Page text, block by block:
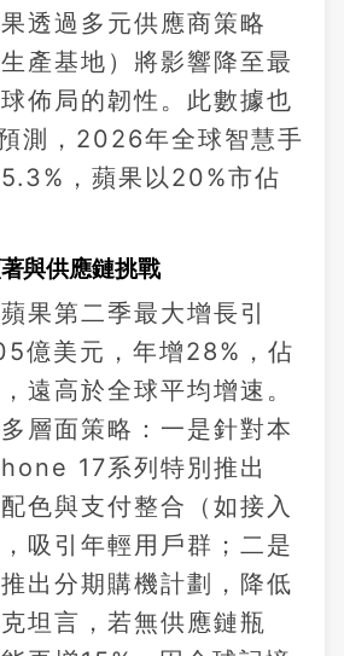
透過多元供應商策略
生產基地）將影響降至最
佈局的韌性。此數據也
測，2026年全球智慧手
，蘋果以20%市佔
與供應鏈挑戰
果第二季最大增長引
億美元，年增28%，佔
遠高於全球平均增速。
層面策略：一是針對本
17系列特別推出
配色與支付整合（如接入
吸引年輕用戶群；二是
出分期購機計劃，降低
坦言，若無供應鏈瓶